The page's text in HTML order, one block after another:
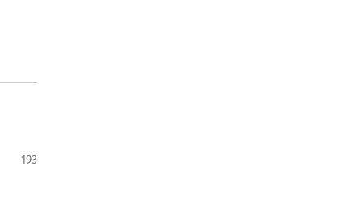
193